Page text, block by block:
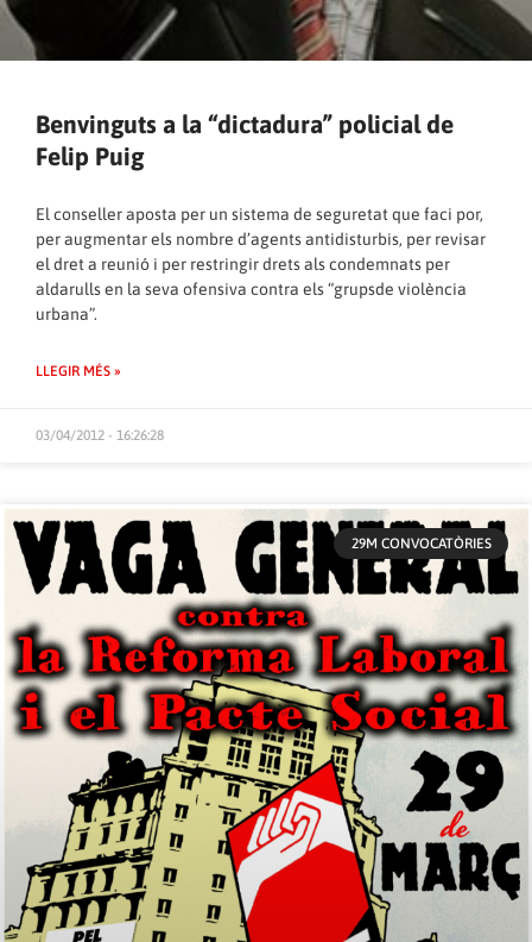
Benvinguts a la “dictadura” policial de
Felip Puig
El conseller aposta per un sistema de seguretat que faci por,
per augmentar els nombre d’agents antidisturbis, per revisar
el dret a reunió i per restringir drets als condemnats per
aldarulls en la seva ofensiva contra els “grupsde violència
urbana”.
LLEGIR MÉS »
03/04/2012 - 16:26:28
29M CONVOCATÒRIES